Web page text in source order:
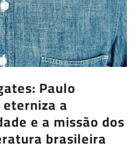
Paulo
a
e a missão dos
brasileira